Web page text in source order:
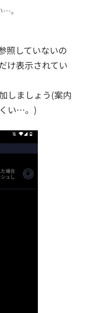
…。
照していないの
け表示されてい
しましょう(案内
い…。)